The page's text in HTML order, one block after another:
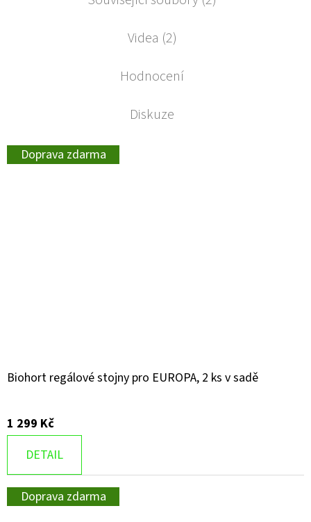
Videa (2)
Hodnocení
Diskuze
Doprava zdarma
Biohort regálové stojny pro EUROPA, 2 ks v sadě
1 299 Kč
DETAIL
Doprava zdarma